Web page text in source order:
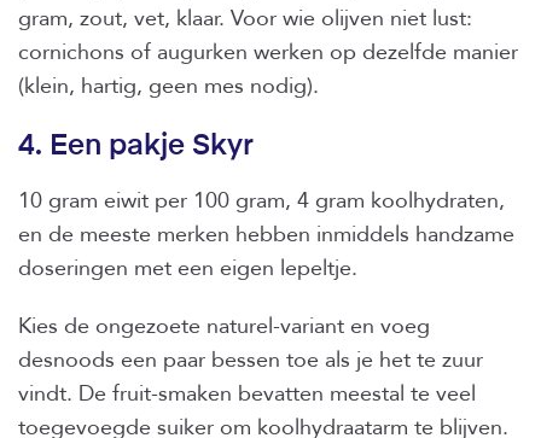
gram, zout, vet, klaar. Voor wie olijven niet lust:
cornichons of augurken werken op dezelfde manier
(klein, hartig, geen mes nodig).
4. Een pakje Skyr
10 gram eiwit per 100 gram, 4 gram koolhydraten,
en de meeste merken hebben inmiddels handzame
doseringen met een eigen lepeltje.
Kies de ongezoete naturel-variant en voeg
desnoods een paar bessen toe als je het te zuur
vindt. De fruit-smaken bevatten meestal te veel
toegevoegde suiker om koolhydraatarm te blijven.